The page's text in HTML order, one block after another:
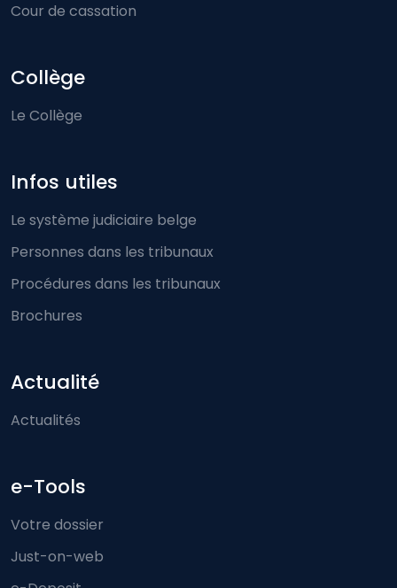
Cour de cassation
Collège
Le Collège
Infos utiles
Le système judiciaire belge
Personnes dans les tribunaux
Procédures dans les tribunaux
Brochures
Actualité
Actualités
e-Tools
Votre dossier
Just-on-web